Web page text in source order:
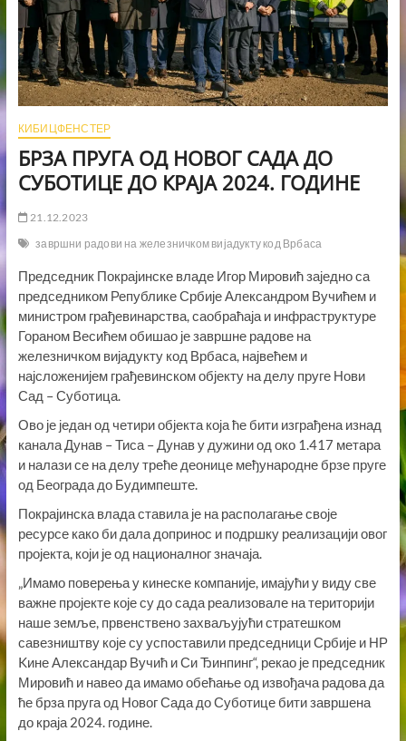
КИБИЦФЕНСТЕР
БРЗА ПРУГА ОД НОВОГ САДА ДО
СУБОТИЦЕ ДО КРАЈА 2024. ГОДИНЕ
21.12.2023
завршни радови на железничком вијадукту код Врбаса
Председник Покрајинске владе Игор Мировић заједно са
председником Републике Србије Александром Вучићем и
министром грађевинарства, саобраћаја и инфраструктуре
Гораном Весићем обишао је завршне радове на
железничком вијадукту код Врбаса, највећем и
најсложенијем грађевинском објекту на делу пруге Нови
Сад – Суботица.
Ово је један од четири објекта која ће бити изграђена изнад
канала Дунав – Тиса – Дунав у дужини од око 1.417 метара
и налази се на делу треће деонице међународне брзе пруге
од Београда до Будимпеште.
Покрајинска влада ставила је на располагање своје
ресурсе како би дала допринос и подршку реализацији овог
пројекта, који је од националног значаја.
„Имамо поверења у кинеске компаније, имајући у виду све
важне пројекте које су до сада реализовале на територији
наше земље, првенствено захваљујући стратешком
савезништву које су успоставили председници Србије и НР
Kине Александар Вучић и Си Ђинпинг“, рекао је председник
Мировић и навео да имамо обећање од извођача радова да
ће брза пруга од Новог Сада до Суботице бити завршена
до краја 2024. године.